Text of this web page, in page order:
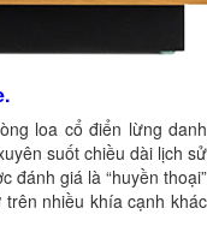
loa cổ điển lừng danh
suốt chiều dài lịch sử
đánh giá là “huyền thoại”
nhiều khía cạnh khác